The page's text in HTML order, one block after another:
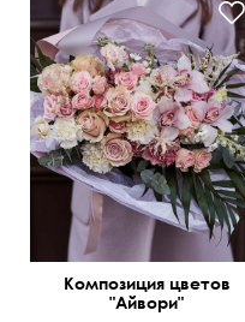
Сборный букет в
современном стиле
Композиция цветов
"Айвори"